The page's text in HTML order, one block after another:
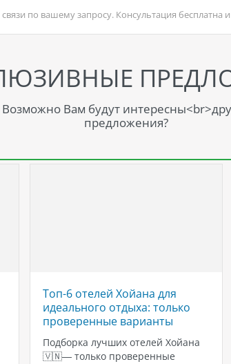
по вашему запросу. Консультация бесплатна
Возможно Вам будут
предложения?
Топ-6 отелей Хойана для
идеального отдыха: только
проверенные варианты
Подборка лучших отелей Хойана
🇻🇳— только проверенные